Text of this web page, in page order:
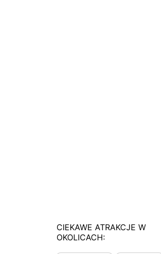
CIEKAWE ATRAKCJE W
OKOLICACH: